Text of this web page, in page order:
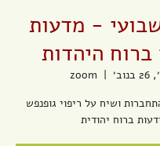
- מדעות
ברוח היהדות
  |
zoom
ושיח על ריפוי גופנפש
ברוח יהודית